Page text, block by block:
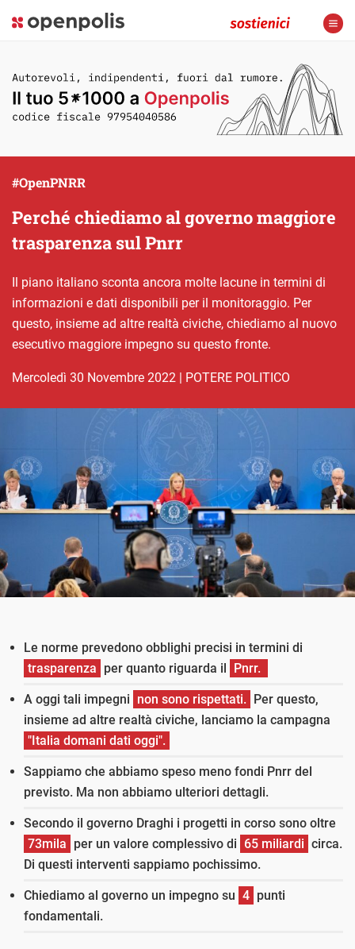
Perché chiediamo al governo maggiore
trasparenza sul Pnrr
#OpenPNRR
Il piano italiano sconta ancora molte lacune in termini di
informazioni e dati disponibili per il monitoraggio. Per
questo, insieme ad altre realtà civiche, chiediamo al nuovo
esecutivo maggiore impegno su questo fronte.
mercoledì 30 Novembre 2022 | POTERE POLITICO
Le norme prevedono obblighi precisi in termini di
trasparenza per quanto riguarda il Pnrr.
A oggi tali impegni non sono rispettati. Per questo,
insieme ad altre realtà civiche, lanciamo la campagna
"Italia domani dati oggi".
Sappiamo che abbiamo speso meno fondi Pnrr del
previsto. Ma non abbiamo ulteriori dettagli.
Secondo il governo Draghi i progetti in corso sono oltre
73mila per un valore complessivo di 65 miliardi circa.
Di questi interventi sappiamo pochissimo.
Chiediamo al governo un impegno su 4 punti
fondamentali.